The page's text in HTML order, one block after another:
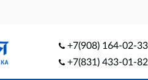
+7(908) 164-02-33
+7(831) 433-01-82